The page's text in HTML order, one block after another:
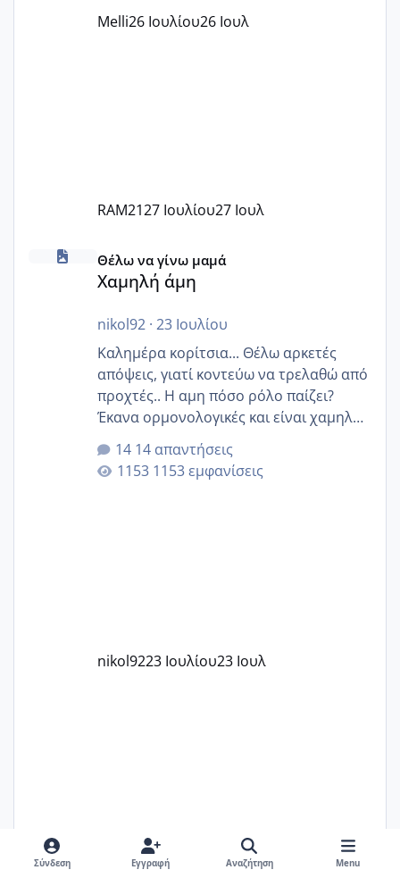
Εγώ πήγα σε έναν ιδιωτικό παιδικό στ
Melli26 Ιουλίου26 Ιουλ
RAM2127 Ιουλίου27 Ιουλ
Χαμηλή άμη
Θέλω να γίνω μαμά
Χαμηλή άμη
nikol92· 23 Ιουλίου
Καλημέρα κορίτσια... Θέλω αρκετές
απόψεις, γιατί κοντεύω να τρελαθώ από
προχτές.. Η αμη πόσο ρόλο παίζει?
Έκανα ορμονολογικές και είναι χαμηλή
για την ηλικία μου.. Είχα ήδη μια
εγκυμοσύνη, που έπρεπε να τερματιστεί
στην 27η εβδομάδα και προσπαθώ 7
14 απαντήσεις
1153 εμφανίσεις
nikol9223 Ιουλίου23 Ιουλ
nikol9225 Ιουλίου
25 Ιουλ
Σύνδεση Εγγραφή Αναζήτηση Menu